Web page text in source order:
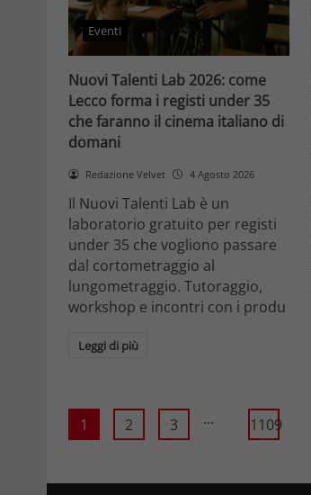
Eventi
Nuovi Talenti Lab 2026: come
Lecco forma i registi under 35
che faranno il cinema italiano di
domani
Redazione Velvet 4 Agosto 2026
Il Nuovi Talenti Lab è un
laboratorio gratuito per registi
under 35 che vogliono passare
dal cortometraggio al
lungometraggio. Tutoraggio,
workshop e incontri con i produ
Leggi di più
1 2 3 ... 1109